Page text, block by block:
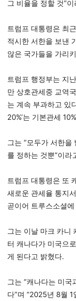
그 비율을 정할 것”
트럼프 대통령은 최
적시한 서한을 보낸
않은 국가들을 가리
트럼프 행정부는 지
만 상호관세중 교역
는 계속 부과하고 있
20%’는 기본관세
그는 “모두가 서한을
를 정하는 것뿐”이라
트럼프 대통령은 또
새로운 관세율 통지
곧이어 트루스소셜
그는 이날 마크 카니
터 캐나다가 미국으
게 된다고 밝혔다.
그는 “캐나다는 미국
다”며 “2025년 8월